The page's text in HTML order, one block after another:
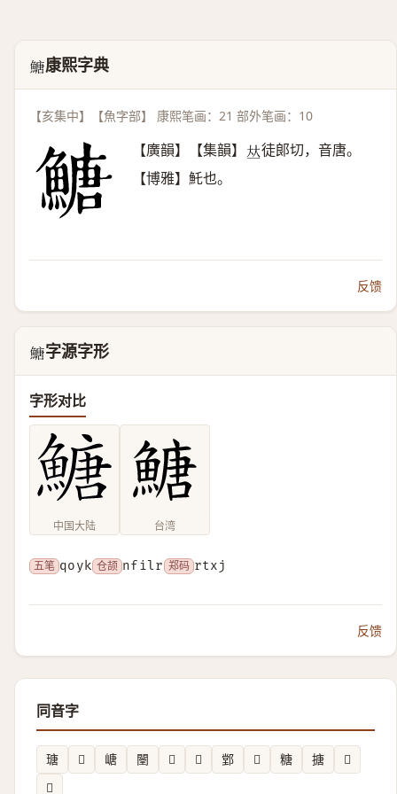
𩹶 康熙字典
【亥集中】【魚字部】 康熙笔画：21 部外笔画：10
【廣韻】【集韻】 𠀤徒郞切，音唐。
【博雅】魠也。
反馈
𩹶 字源字形
字形对比
中国大陆 台湾
五笔 qoyk 仓颉 nfilr 郑码 rtxj
反馈
同音字
瑭 𲤵 嵣 闛 𤠯 𩥁 䣘 𰸄 糖 搪
𦼕
𤨫